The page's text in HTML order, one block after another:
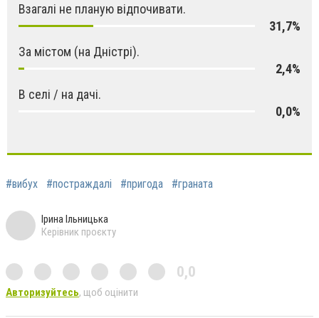
Взагалі не планую відпочивати.
31,7%
За містом (на Дністрі).
2,4%
В селі / на дачі.
0,0%
#вибух #постраждалі #пригода #граната
Ірина Ільницька
Керівник проєкту
0,0
Авторизуйтесь, щоб оцінити